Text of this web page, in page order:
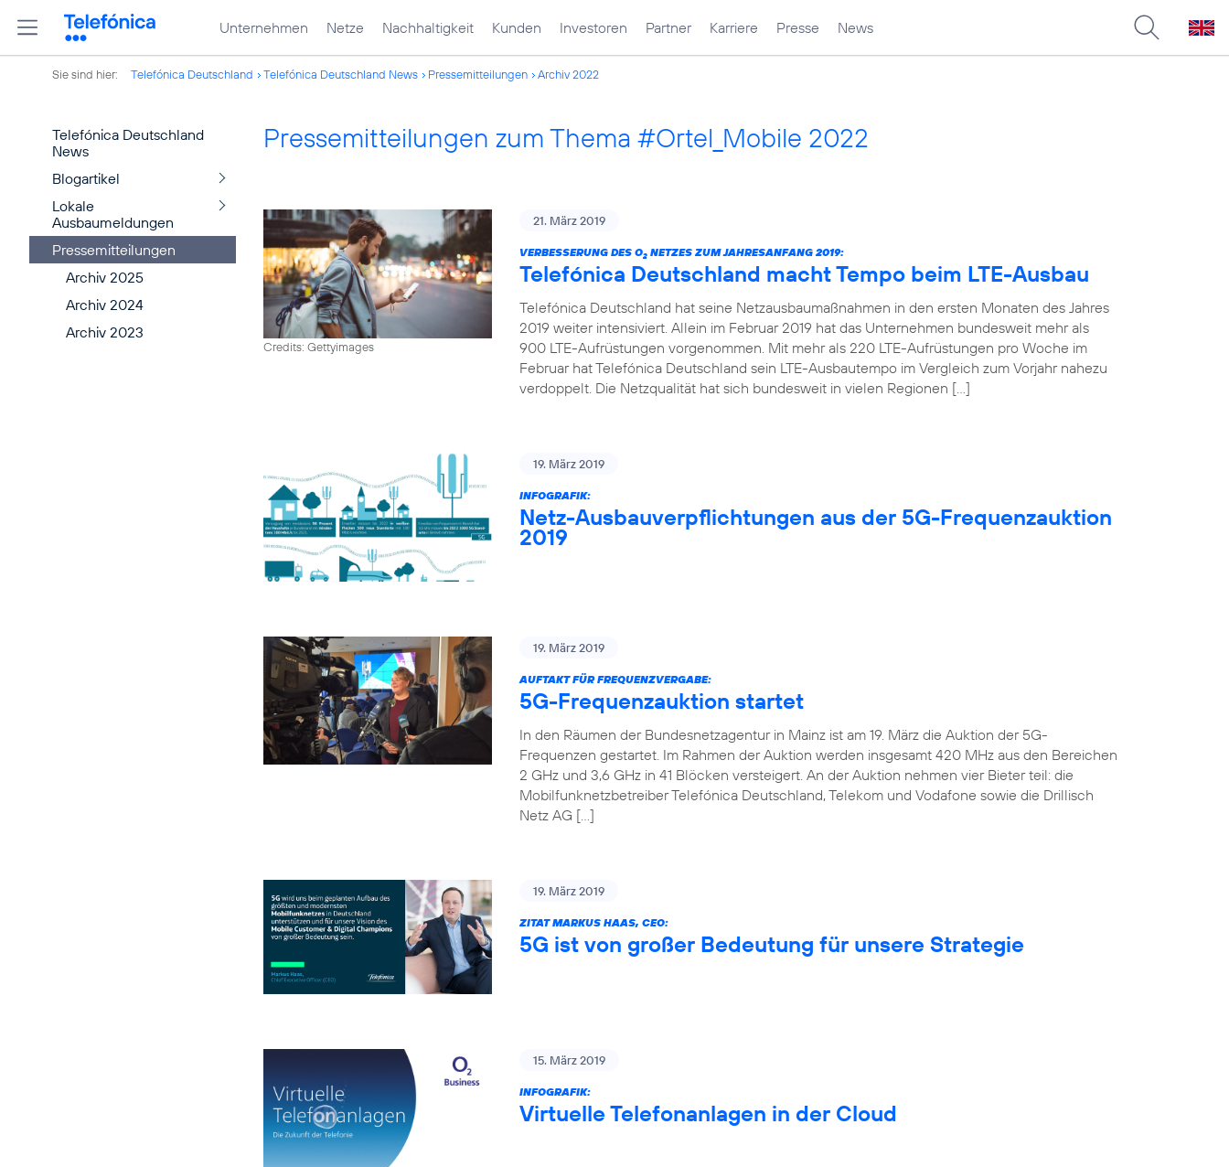
Unternehmen Netze Nachhaltigkeit Kunden Investoren Partner Karriere Presse News
Sie sind hier: Telefónica Deutschland Telefónica Deutschland News Pressemitteilungen Archiv 2022
Telefónica Deutschland
News
Blogartikel
Lokale
Ausbaumeldungen
Pressemitteilungen
Archiv 2025
Archiv 2024
Archiv 2023
Pressemitteilungen zum Thema #Ortel_Mobile 2022
Credits: Gettyimages
21. März 2019
VERBESSERUNG DES O2 NETZES ZUM JAHRESANFANG 2019:
Telefónica Deutschland macht Tempo beim LTE-Ausbau
Telefónica Deutschland hat seine Netzausbaumaßnahmen in den ersten Monaten des Jahres
2019 weiter intensiviert. Allein im Februar 2019 hat das Unternehmen bundesweit mehr als
900 LTE-Aufrüstungen vorgenommen. Mit mehr als 220 LTE-Aufrüstungen pro Woche im
Februar hat Telefónica Deutschland sein LTE-Ausbautempo im Vergleich zum Vorjahr nahezu
verdoppelt. Die Netzqualität hat sich bundesweit in vielen Regionen […]
19. März 2019
INFOGRAFIK:
Netz-Ausbauverpflichtungen aus der 5G-Frequenzauktion
2019
19. März 2019
AUFTAKT FÜR FREQUENZVERGABE:
5G-Frequenzauktion startet
In den Räumen der Bundesnetzagentur in Mainz ist am 19. März die Auktion der 5G-
Frequenzen gestartet. Im Rahmen der Auktion werden insgesamt 420 MHz aus den Bereichen
2 GHz und 3,6 GHz in 41 Blöcken versteigert. An der Auktion nehmen vier Bieter teil: die
Mobilfunknetzbetreiber Telefónica Deutschland, Telekom und Vodafone sowie die Drillisch
Netz AG […]
19. März 2019
ZITAT MARKUS HAAS, CEO:
5G ist von großer Bedeutung für unsere Strategie
15. März 2019
INFOGRAFIK:
Virtuelle Telefonanlagen in der Cloud